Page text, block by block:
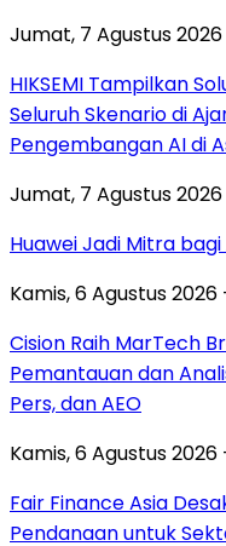
Jumat, 7 Agustus 2026
HIKSEMI Tampilkan
Seluruh Skenario di
Pengembangan AI di
Jumat, 7 Agustus
Huawei Jadi Mitra bagi
Kamis, 6 Agustus 2026
Cision Raih MarTech
Pemantauan dan
Pers, dan AEO
Kamis, 6 Agustus 2026
Fair Finance Asia
Pendanaan untuk